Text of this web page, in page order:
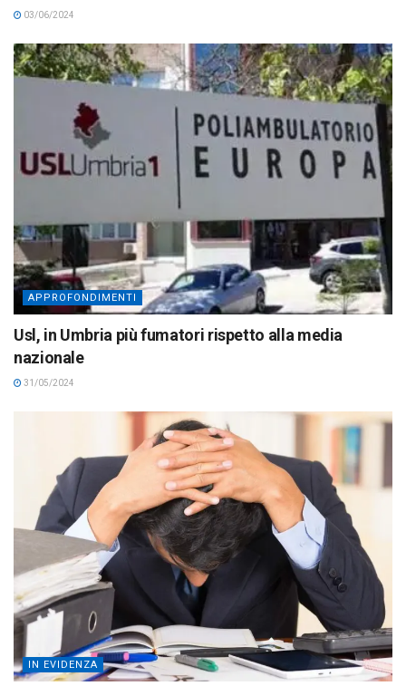
03/06/2024
APPROFONDIMENTI
Usl, in Umbria più fumatori rispetto alla media
nazionale
31/05/2024
IN EVIDENZA